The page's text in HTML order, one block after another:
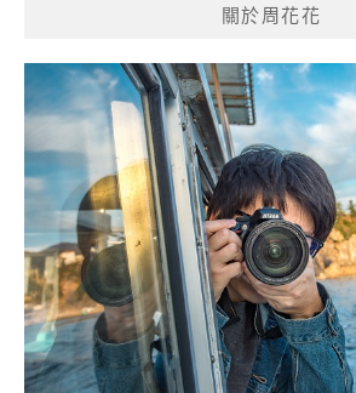
關於周花花